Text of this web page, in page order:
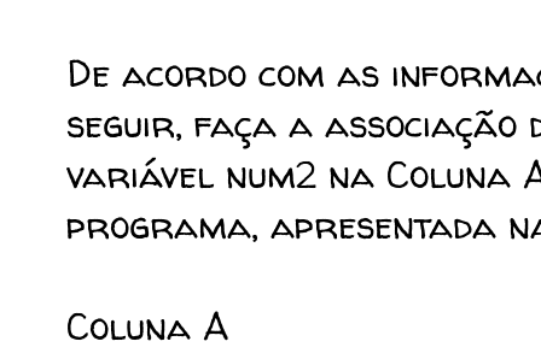
De acordo com as
seguir, faça a
variável num2 na Coluna
programa, apresentada
Coluna A